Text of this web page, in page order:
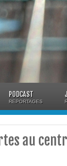
PODCAST
REPORTAGES
au